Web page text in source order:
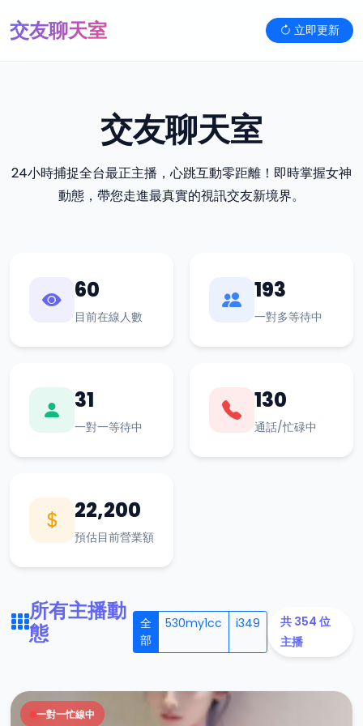
交友聊天室 立即更新
交友聊天室
24小時捕捉全台最正主播，心跳互動零距離！即時掌握女神
動態，帶您走進最真實的視訊交友新境界。
60
目前在線人數
193
一對多等待中
31
一對一等待中
130
通話/忙碌中
22,200
預估目前營業額
所有主播動
態
全
部
530my1cc i349
共 354 位
主播
一對一忙線中